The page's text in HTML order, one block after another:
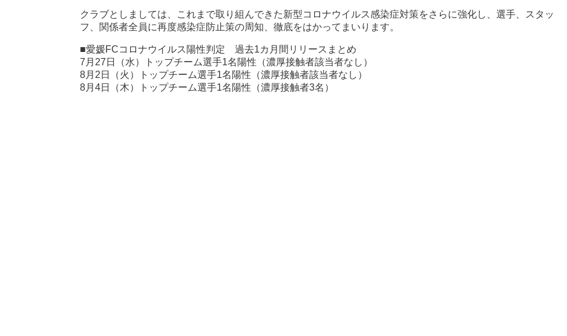
クラブとしましては、これまで取り組んできた新型コロナウイルス感染症対策をさらに強化し、選手、スタッ
フ、関係者全員に再度感染症防止策の周知、徹底をはかってまいります。
■愛媛FCコロナウイルス陽性判定 過去1カ月間リリースまとめ
7月27日（水）トップチーム選手1名陽性（濃厚接触者該当者なし）
8月2日（火）トップチーム選手1名陽性（濃厚接触者該当者なし）
8月4日（木）トップチーム選手1名陽性（濃厚接触者3名）